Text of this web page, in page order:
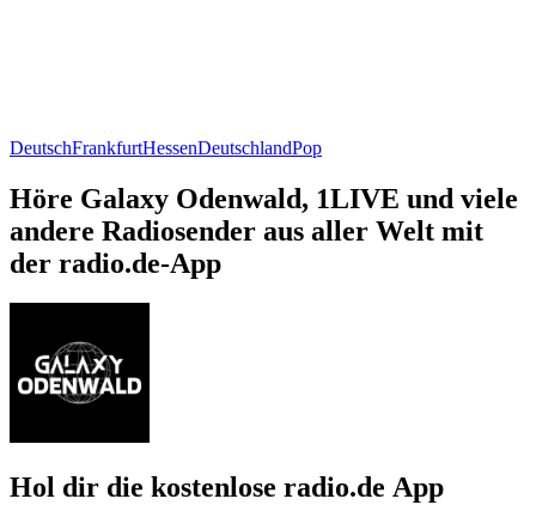
DeutschFrankfurtHessenDeutschlandPop
Höre Galaxy Odenwald, 1LIVE und viele
andere Radiosender aus aller Welt mit
der radio.de-App
Hol dir die kostenlose radio.de App